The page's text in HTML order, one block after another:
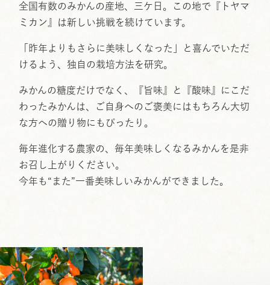
全国有数のみかんの産地、三ケ日。この地で『トヤマ
ミカン』は新しい挑戦を続けています。
「昨年よりもさらに美味しくなった」と喜んでいただ
けるよう、独自の栽培方法を研究。
みかんの糖度だけでなく、『旨味』と『酸味』にこだ
わったみかんは、ご自身へのご褒美にはもちろん大切
な方への贈り物にもぴったり。
毎年進化する農家の、毎年美味しくなるみかんを是非
お召し上がりください。
今年も“また”一番美味しいみかんができました。